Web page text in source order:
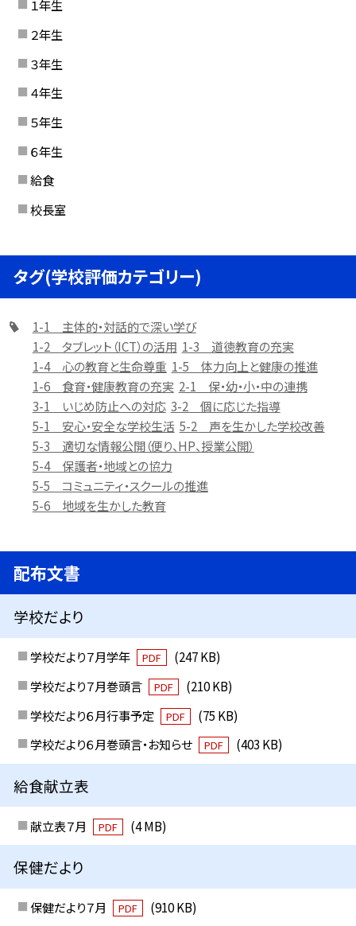
１年生
２年生
３年生
４年生
５年生
６年生
給食
校長室
タグ(学校評価カテゴリー)
1-1 主体的・対話的で深い学び
1-2 タブレット（ICT）の活用 1-3 道徳教育の充実
1-4 心の教育と生命尊重 1-5 体力向上と健康の推進
1-6 食育・健康教育の充実 2-1 保・幼・小・中の連携
3-1 いじめ防止への対応 3-2 個に応じた指導
5-1 安心・安全な学校生活 5-2 声を生かした学校改善
5-3 適切な情報公開（便り、HP、授業公開）
5-4 保護者・地域との協力
5-5 コミュニティ・スクールの推進
5-6 地域を生かした教育
配布文書
学校だより
学校だより７月学年 PDF
(247 KB)
学校だより７月巻頭言
PDF
(210 KB)
学校だより６月行事予定
PDF
(75 KB)
学校だより６月巻頭言・お知らせ
PDF (403 KB)
給食献立表
献立表７月 PDF (4 MB)
保健だより
保健だより７月 PDF
(910 KB)